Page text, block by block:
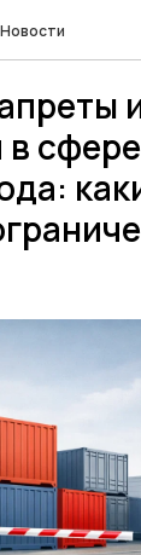
Новости
в